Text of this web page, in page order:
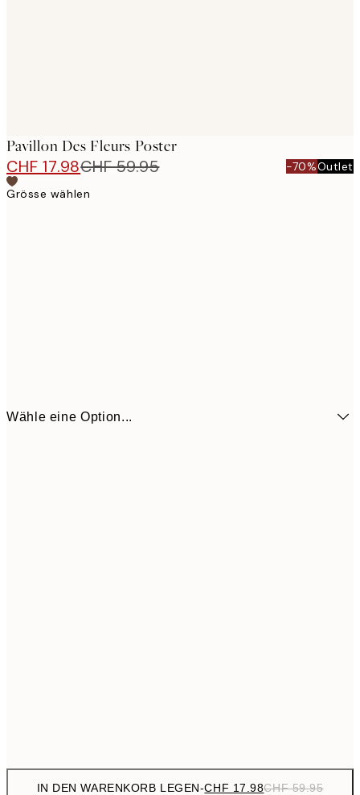
Pavillon Des Fleurs Poster
CHF 17.98CHF 59.95 -70%Outlet
Grösse wählen
Wähle eine Option...
IN DEN WARENKORB LEGEN-CHF 17.98CHF 59.95